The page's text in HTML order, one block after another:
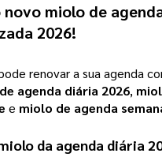
novo miolo de
2026!
renovar a sua agenda
agenda diária 2026,
e miolo de agenda
da agenda diária